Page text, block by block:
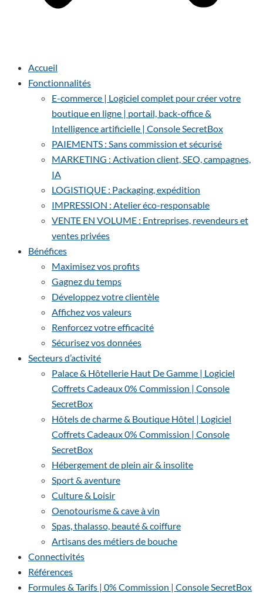
Accueil
Fonctionnalités
E-commerce | Logiciel complet pour créer votre
boutique en ligne | portail, back-office &
Intelligence artificielle | Console SecretBox
PAIEMENTS : Sans commission et sécurisé
MARKETING : Activation client, SEO, campagnes,
IA
LOGISTIQUE : Packaging, expédition
IMPRESSION : Atelier éco-responsable
VENTE EN VOLUME : Entreprises, revendeurs et
ventes privées
Bénéfices
Maximisez vos profits
Gagnez du temps
Développez votre clientèle
Affichez vos valeurs
Renforcez votre efficacité
Sécurisez vos données
Secteurs d’activité
Palace & Hôtellerie Haut De Gamme | Logiciel
Coffrets Cadeaux 0% Commission | Console
SecretBox
Hôtels de charme & Boutique Hôtel | Logiciel
Coffrets Cadeaux 0% Commission | Console
SecretBox
Hébergement de plein air & insolite
Sport & aventure
Culture & Loisir
Oenotourisme & cave à vin
Spas, thalasso, beauté & coiffure
Artisans des métiers de bouche
Connectivités
Références
Formules & Tarifs | 0% Commission | Console SecretBox